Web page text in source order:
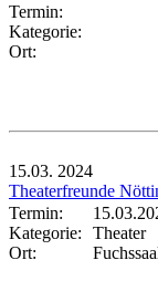
Termin:
Kategorie:
Ort:
15.03. 2024
Theaterfreunde
Termin:
Kategorie:
Theater
Ort: